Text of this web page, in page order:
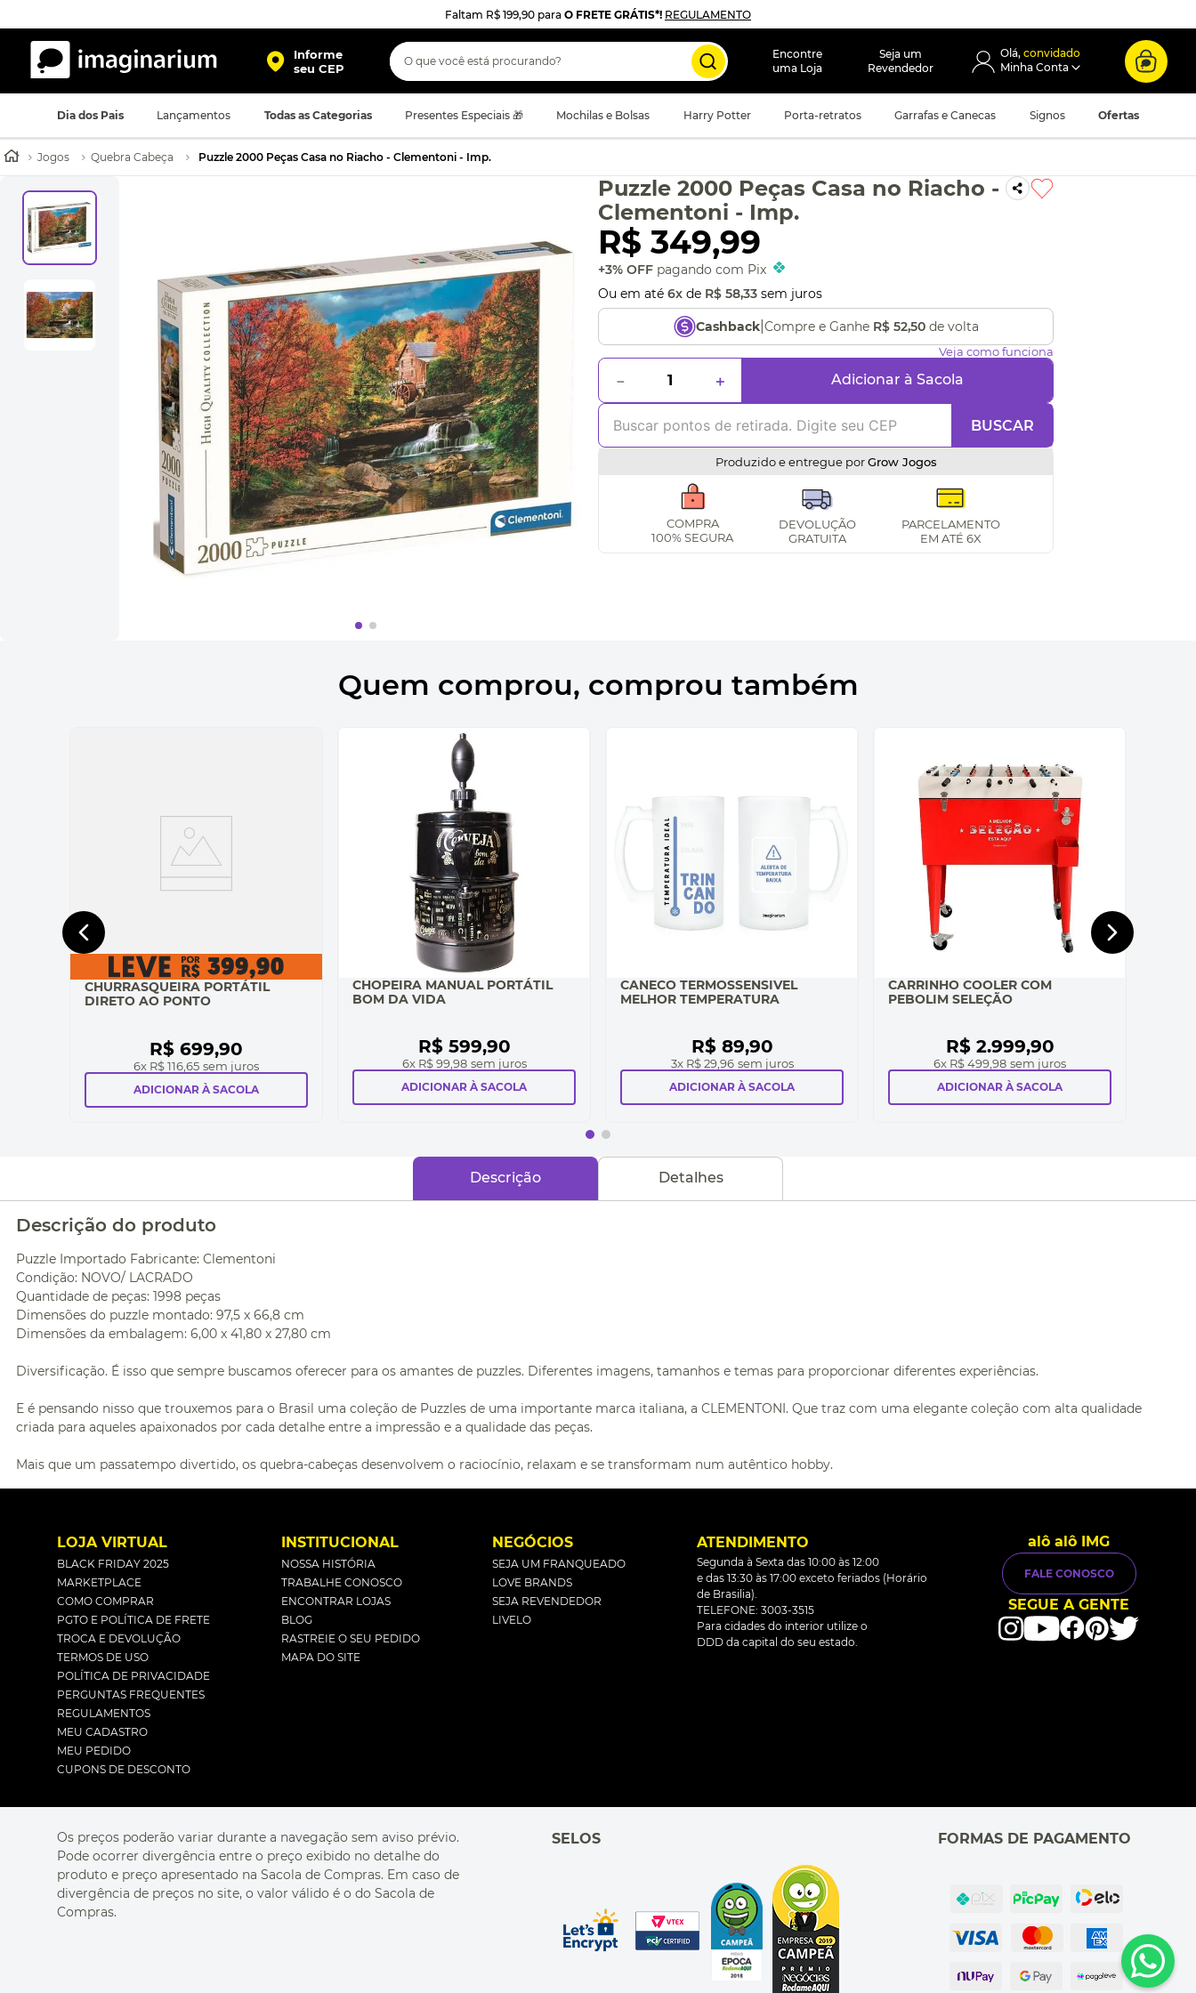
Faltam R$ 199,90 para O FRETE GRÁTIS*! REGULAMENTO
Informe
seu CEP
O que você está procurando?
Encontre
uma Loja
Seja um
Revendedor
convidado
Dia dos Pais Lançamentos Todas as Categorias Presentes Especiais 🎁 Mochilas e Bolsas Harry Potter Porta-retratos Garrafas e Canecas Signos Ofertas
Jogos Quebra Cabeça Puzzle 2000 Peças Casa no Riacho - Clementoni - Imp.
Puzzle 2000 Peças Casa no Riacho -
Clementoni - Imp.
R$ 349,99
+3% OFF pagando com Pix
Ou em até 6x de R$ 58,33 sem juros
Cashback| Compre e Ganhe R$ 52,50de volta
Veja como funciona
＋
－ Adicionar à Sacola
BUSCAR
Produzido e entregue por Grow Jogos
COMPRA
100% SEGURA
DEVOLUÇÃO
GRATUITA
PARCELAMENTO
EM ATÉ 6X
Quem comprou, comprou também
CHURRASQUEIRA PORTÁTIL
DIRETO AO PONTO
R$ 699,90
6x R$ 116,65 sem juros
ADICIONAR À SACOLA
CHOPEIRA MANUAL PORTÁTIL
BOM DA VIDA
R$ 599,90
6x R$ 99,98 sem juros
ADICIONAR À SACOLA
CANECO TERMOSSENSIVEL
MELHOR TEMPERATURA
R$ 89,90
3x R$ 29,96 sem juros
ADICIONAR À SACOLA
CARRINHO COOLER COM
PEBOLIM SELEÇÃO
R$ 2.999,90
6x R$ 499,98 sem juros
ADICIONAR À SACOLA
Descrição Detalhes
Descrição do produto
Puzzle Importado Fabricante: Clementoni
Condição: NOVO/ LACRADO
Quantidade de peças: 1998 peças
Dimensões do puzzle montado: 97,5 x 66,8 cm
Dimensões da embalagem: 6,00 x 41,80 x 27,80 cm
Diversificação. É isso que sempre buscamos oferecer para os amantes de puzzles. Diferentes imagens, tamanhos e temas para proporcionar diferentes experiências.
E é pensando nisso que trouxemos para o Brasil uma coleção de Puzzles de uma importante marca italiana, a CLEMENTONI. Que traz com uma elegante coleção com alta qualidade
criada para aqueles apaixonados por cada detalhe entre a impressão e a qualidade das peças.
Mais que um passatempo divertido, os quebra-cabeças desenvolvem o raciocínio, relaxam e se transformam num autêntico hobby.
LOJA VIRTUAL
BLACK FRIDAY 2025
MARKETPLACE
COMO COMPRAR
PGTO E POLÍTICA DE FRETE
TROCA E DEVOLUÇÃO
TERMOS DE USO
POLÍTICA DE PRIVACIDADE
PERGUNTAS FREQUENTES
REGULAMENTOS
MEU CADASTRO
MEU PEDIDO
CUPONS DE DESCONTO
INSTITUCIONAL
NOSSA HISTÓRIA
TRABALHE CONOSCO
ENCONTRAR LOJAS
BLOG
RASTREIE O SEU PEDIDO
MAPA DO SITE
NEGÓCIOS
SEJA UM FRANQUEADO
LOVE BRANDS
SEJA REVENDEDOR
LIVELO
ATENDIMENTO
Segunda à Sexta das 10:00 às 12:00
e das 13:30 às 17:00 exceto feriados (Horário
de Brasilia).
TELEFONE: 3003-3515
Para cidades do interior utilize o
DDD da capital do seu estado.
alô alô IMG
FALE CONOSCO
SEGUE A GENTE
Os preços poderão variar durante a navegação sem aviso prévio.
Pode ocorrer divergência entre o preço exibido no detalhe do
produto e preço apresentado na Sacola de Compras. Em caso de
divergência de preços no site, o valor válido é o do Sacola de
Compras.
SELOS FORMAS DE PAGAMENTO
TERMOS MAIS BUSCADOS
harry potter
2º
bolsa
º
luminaria
necessaire
garrafa
friends
º bolsa termica